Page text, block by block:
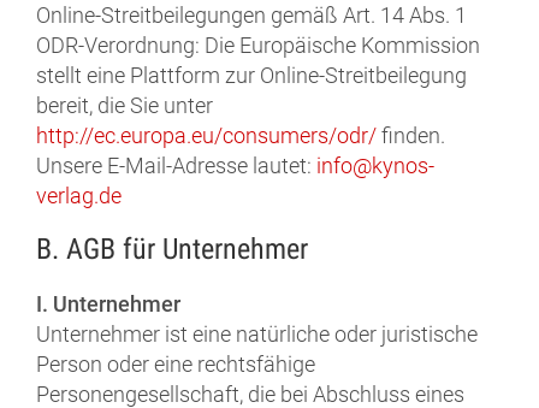
Online-Streitbeilegungen gemäß Art. 14 Abs. 1
ODR-Verordnung: Die Europäische Kommission
stellt eine Plattform zur Online-Streitbeilegung
bereit, die Sie unter
http://ec.europa.eu/consumers/odr/finden.
Unsere E-Mail-Adresse lautet: info@kynos-
verlag.de
B. AGB für Unternehmer
I. Unternehmer
Unternehmer ist eine natürliche oder juristische
Person oder eine rechtsfähige
Personengesellschaft, die bei Abschluss eines